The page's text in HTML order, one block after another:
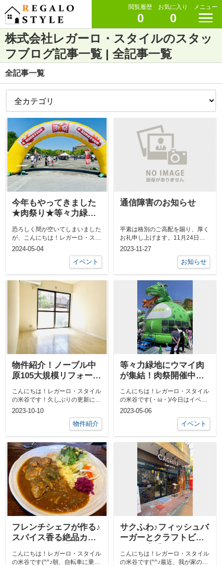
閲覧履歴
0
お気に入り
0
メニュー
株式会社レガーロ・スタイルのスタッ
フブログ記事一覧 | 全記事一覧
全記事一覧
今年もやってきました
★肉祭り★等々力緑地
恐ろしく間が空いてしまいました
が、こんにちは！レガーロ・スタ
イルの米谷です(^^)/今年もこの季
2024-05-04
イベント
通信障害のお知らせ
平素は格別のご高配を賜り、厚く
お礼申し上げます。11月24日
（金）より通信障害が発生し、弊
2023-11-27
お知らせ
物件紹介！ノーブル中
原105大規模リフォーム
こんにちは！レガーロ・スタイル
の米谷です！久しぶりの更新にな
ってしまいました(;'∀')なんだか急
2023-10-10
物件紹介
等々力緑地にウマイ肉
が集結！肉祭開催中で
こんにちは！レガーロ・スタイル
の米谷です(・ω・)/今日はイベン
トのお知らせです！ウマイ肉料理
2023-05-06
イベント
フレンチシェフが作る♪
スパイス香る絶品カレ
(^^♪
こんにちは！レガーロ・スタイル
の米谷です(^^♪朝、自転車に乗っ
サクふわ♪フィッシュバ
ーガーとクラフトビー
TAP ROOM」さん
こんにちは！レガーロ・スタイル
の米谷です(^^♪最近、我が家の近